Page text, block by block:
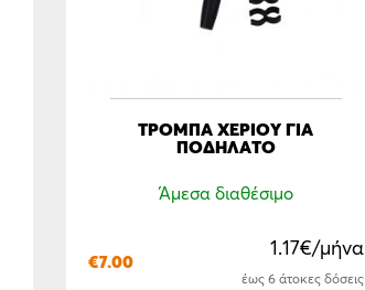
ΤΡΌΜΠΑ ΧΕΡΙΟΎ ΓΙΑ
ΠΟΔΉΛΑΤΟ
Άμεσα διαθέσιμο
€7.00
1.17€/μήνα
έως 6 άτοκες δόσεις